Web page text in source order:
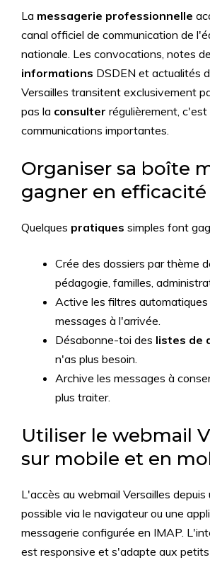
La messagerie professionnelle
canal officiel de communication de
nationale. Les convocations, notes
informations DSDEN et actualités
Versailles transitent exclusivement
pas la consulter régulièrement,
communications importantes.
Organiser sa boîte
gagner en efficacité
Quelques pratiques simples font
Crée des dossiers par thème
pédagogie, familles,
Active les filtres automatiques
messages à l'arrivée.
Désabonne-toi des listes de
n'as plus besoin.
Archive les messages à
plus traiter.
Utiliser le webmail
sur mobile et en
L'accès au webmail Versailles depuis
possible via le navigateur ou une
messagerie configurée en IMAP.
est responsive et s'adapte aux petits